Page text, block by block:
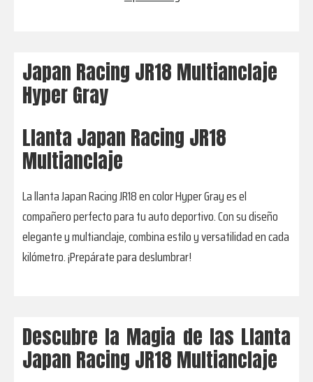
Japan Racing JR18 Multianclaje
Hyper Gray
Llanta Japan Racing JR18
Multianclaje
La llanta Japan Racing JR18 en color Hyper Gray es el
compañero perfecto para tu auto deportivo. Con su diseño
elegante y multianclaje, combina estilo y versatilidad en cada
kilómetro. ¡Prepárate para deslumbrar!
Descubre la Magia de las Llanta
Japan Racing JR18 Multianclaje